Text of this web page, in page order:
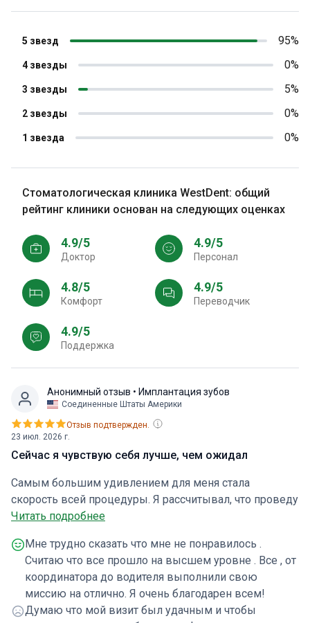
1 звезда 0%
2 звезды 0%
3 звезды 5%
4 звезды 0%
5 звезд 95%
Стоматологическая клиника WestDent: общий
рейтинг клиники основан на следующих оценках
4.9/5
Доктор
4.9/5
персонал
4.8/5
Комфорт
4.9/5
Переводчик
4.9/5
Поддержка
Анонимный отзыв • Имплантация зубов
Соединенные Штаты Америки
23 июл. 2026 г.
Отзыв подтвержден.
Сейчас я чувствую себя лучше, чем ожидал
Самым большим удивлением для меня стала
скорость всей процедуры. Я рассчитывал, что проведу
в кресле минимум 4 часа, но мой врач справился
профессионально удалили много больных зубов и
установили 10 имплантов Nobel Biocare. Он лично
консультировал меня перед операцией и сам же ее
проводил. Сейчас чувствую себя лучше, чем ожидал.
Клиника всегда на связи, что очень важно в период
Читать подробнее
Мне трудно сказать что мне не понравилось .
Считаю что все прошло на высшем уровне . Все , от
координатора до водителя выполнили свою
миссию на отлично. Я очень благодарен всем!
Думаю что мой визит был удачным и чтобы